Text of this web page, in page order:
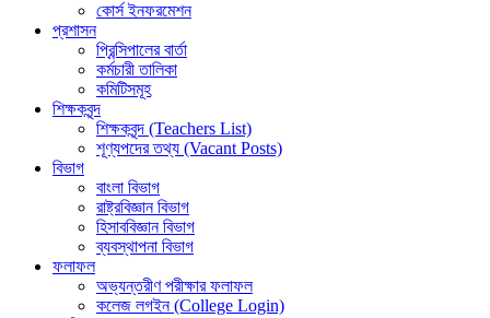
কোর্স ইনফরমেশন
প্রশাসন
প্রিন্সিপালের বার্তা
কর্মচারী তালিকা
কমিটিসমূহ
শিক্ষকবৃন্দ
শিক্ষকবৃন্দ (Teachers List)
শূণ্যপদের তথ্য (Vacant Posts)
বিভাগ
বাংলা বিভাগ
রাষ্ট্রবিজ্ঞান বিভাগ
হিসাববিজ্ঞান বিভাগ
ব্যবস্থাপনা বিভাগ
ফলাফল
অভ্যন্তরীণ পরীক্ষার ফলাফল
কলেজ লগইন (College Login)